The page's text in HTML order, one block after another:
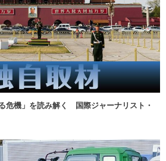
危機」を読み解く 国際ジャーナリスト・